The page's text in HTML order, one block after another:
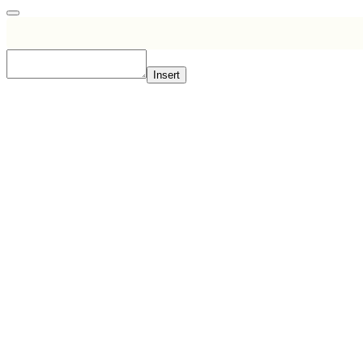
Insert